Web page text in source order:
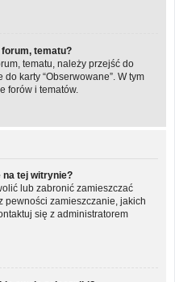
tematu?
tematu, należy przejść do
karty “Obserwowane”. W tym
forów i tematów.
na tej witrynie?
lub zabronić zamieszczać
pewności zamieszczanie, jakich
się z administratorem